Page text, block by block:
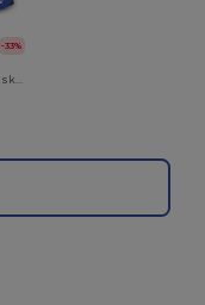
-33%
Kimood Sports Trolley Taske til Organisering